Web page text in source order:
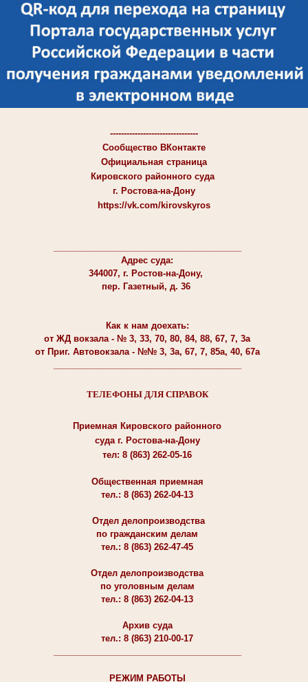
--------------------------------
Сообщество ВКонтакте
Официальная страница
Кировского районного суда
г. Ростова-на-Дону
https://vk.com/kirovskyros
Адрес суда:
344007, г. Ростов-на-Дону,
пер. Газетный, д. 36
Как к нам доехать:
от ЖД вокзала - № 3, 33, 70, 80, 84, 88, 67, 7, 3а
от Приг. Автовокзала - №№ 3, 3а, 67, 7, 85а, 40, 67а
ТЕЛЕФОНЫ ДЛЯ СПРАВОК
Приемная Кировского районного
суда г. Ростова-на-Дону
тел: 8 (863) 262-05-16
Общественная приемная
тел.: 8 (863) 262-04-13
Отдел делопроизводства
по гражданским делам
тел.: 8 (863) 262-47-45
Отдел делопроизводства
по уголовным делам
тел.: 8 (863) 262-04-13
Архив суда
тел.: 8 (863) 210-00-17
РЕЖИМ РАБОТЫ